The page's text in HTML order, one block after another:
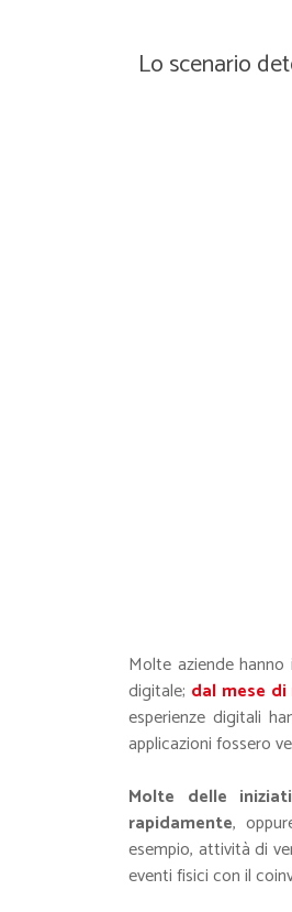
Lo scenario
Molte aziende
digitale; dal mese di
esperienze digitali
applicazioni fossero
Molte delle
rapidamente,
esempio, attività di
eventi fisici con il